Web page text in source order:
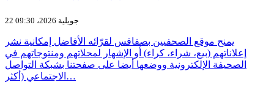
22 جويلية 2026، 09:30
يمنح موقع الصحفيين بصفاقس لقرّائه الأفاضل إمكانية نشر
إعلاناتهم (بيع، شراء، كراء) أو الإشهار لمحلاتهم ومنتوجاتهم في
الصحيفة الإلكترونية ووضعها أيضا على صفحتنا بشبكة التواصل
الاجتماعي (أكثر…